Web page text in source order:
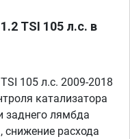
TSI 105 л.с. в
105 л.с. 2009-2018
катализатора
заднего лямбда
расхода